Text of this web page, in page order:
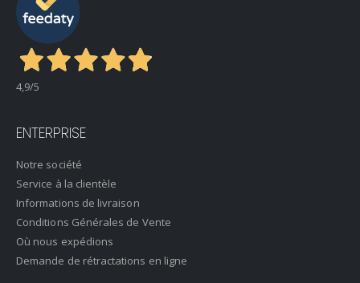
4,9/5
ENTERPRISE
Notre société
Service à la clientèle
Informations de livraison
Conditions Générales de Vente
Où nous expédions
Demande de rétractations en ligne